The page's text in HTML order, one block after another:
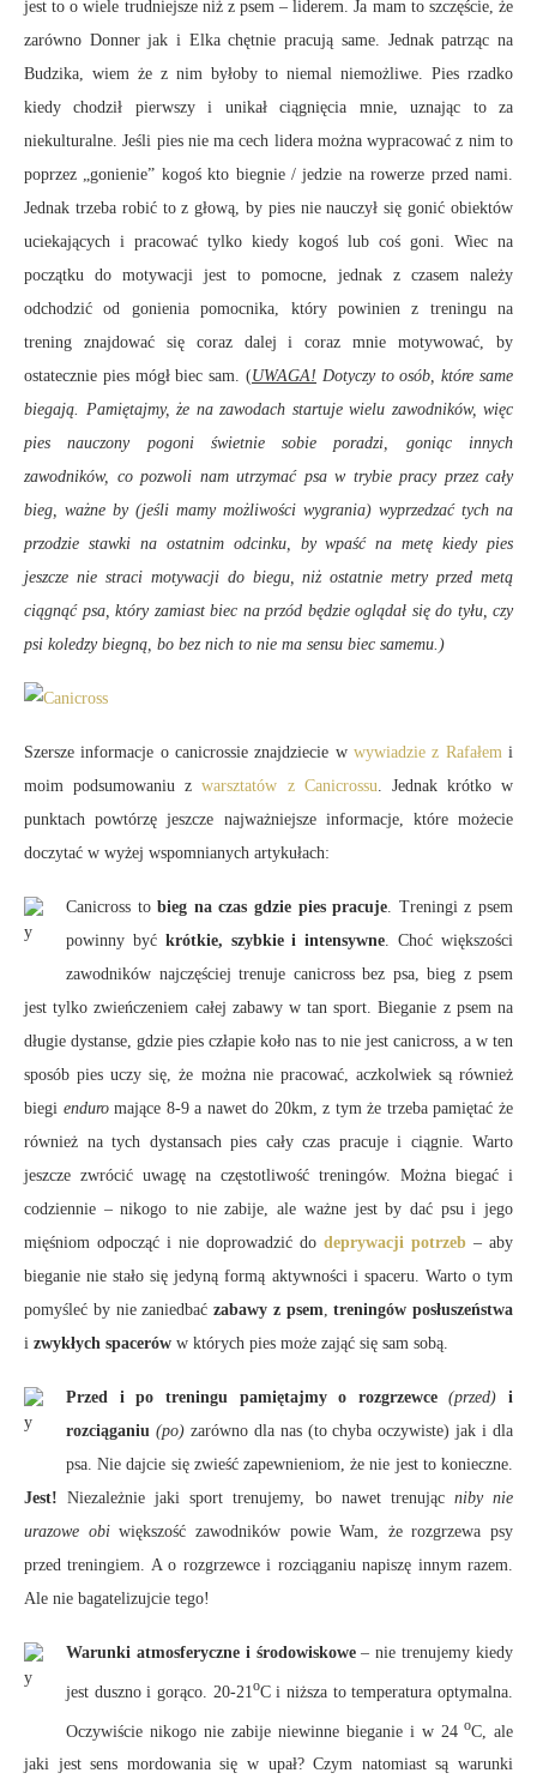
jest to o wiele trudniejsze niż z psem – liderem. Ja mam to szczęście, że
zarówno Donner jak i Elka chętnie pracują same. Jednak patrząc na
Budzika, wiem że z nim byłoby to niemal niemożliwe. Pies rzadko
kiedy chodził pierwszy i unikał ciągnięcia mnie, uznając to za
niekulturalne. Jeśli pies nie ma cech lidera można wypracować z nim to
poprzez „gonienie” kogoś kto biegnie / jedzie na rowerze przed nami.
Jednak trzeba robić to z głową, by pies nie nauczył się gonić obiektów
uciekających i pracować tylko kiedy kogoś lub coś goni. Wiec na
początku do motywacji jest to pomocne, jednak z czasem należy
odchodzić od gonienia pomocnika, który powinien z treningu na
trening znajdować się coraz dalej i coraz mnie motywować, by
ostatecznie pies mógł biec sam. (UWAGA! Dotyczy to osób, które same
biegają. Pamiętajmy, że na zawodach startuje wielu zawodników, więc
pies nauczony pogoni świetnie sobie poradzi, goniąc innych
zawodników, co pozwoli nam utrzymać psa w trybie pracy przez cały
bieg, ważne by (jeśli mamy możliwości wygrania) wyprzedzać tych na
przodzie stawki na ostatnim odcinku, by wpaść na metę kiedy pies
jeszcze nie straci motywacji do biegu, niż ostatnie metry przed metą
ciągnąć psa, który zamiast biec na przód będzie oglądał się do tyłu, czy
psi koledzy biegną, bo bez nich to nie ma sensu biec samemu.)
Szersze informacje o canicrossie znajdziecie w wywiadzie z Rafałemi
moim podsumowaniu zwarsztatów z Canicrossu. Jednak krótko w
punktach powtórzę jeszcze najważniejsze informacje, które możecie
doczytać w wyżej wspomnianych artykułach:
Canicross tobieg na czas gdzie pies pracuje. Treningi z psem
powinny być krótkie, szybkie i intensywne. Choć większości
zawodników najczęściej trenuje canicross bez psa, bieg z psem
jest tylko zwieńczeniem całej zabawy w tan sport. Bieganie z psem na
długie dystanse, gdzie pies człapie koło nas to nie jest canicross, a w ten
sposób pies uczy się, że można nie pracować, aczkolwiek są również
biegi enduromające 8-9 a nawet do 20km, z tym że trzeba pamiętać że
również na tych dystansach pies cały czas pracuje i ciągnie. Warto
jeszcze zwrócić uwagę na częstotliwość treningów. Można biegać i
codziennie – nikogo to nie zabije, ale ważne jest by dać psu i jego
mięśniom odpocząć i nie doprowadzić do deprywacji potrzeb – aby
bieganie nie stało się jedyną formą aktywności i spaceru. Warto o tym
pomyśleć by nie zaniedbać zabawy z psem,treningów posłuszeństwa
i zwykłych spacerów w których pies może zająć się sam sobą.
Przed i po treningu pamiętajmy o rozgrzewce(przed) i
rozciąganiu (po)zarówno dla nas (to chyba oczywiste) jak i dla
psa. Nie dajcie się zwieść zapewnieniom, że nie jest to konieczne.
Jest! Niezależnie jaki sport trenujemy, bo nawet trenując niby nie
urazowe obiwiększość zawodników powie Wam, że rozgrzewa psy
przed treningiem. A o rozgrzewce i rozciąganiu napiszę innym razem.
Ale nie bagatelizujcie tego!
Warunki atmosferyczne i środowiskowe– nie trenujemy kiedy
jest duszno i gorąco. 20-21oC i niższa to temperatura optymalna.
Oczywiście nikogo nie zabije niewinne bieganie i w 24 oC, ale
jaki jest sens mordowania się w upał? Czym natomiast są warunki